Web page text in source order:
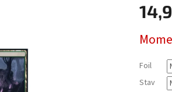
cena:
Foil
Stav